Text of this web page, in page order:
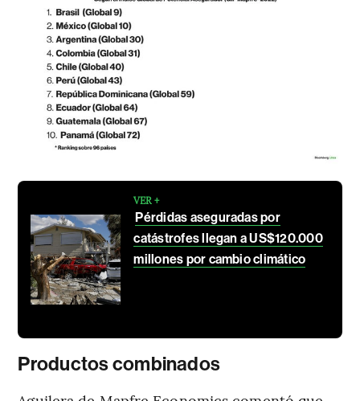
VER +
Pérdidas aseguradas por
catástrofes llegan a US$120.000
millones por cambio climático
Productos combinados